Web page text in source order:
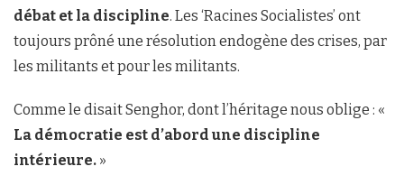
débat et la discipline. Les ‘Racines Socialistes’ ont
toujours prôné une résolution endogène des crises, par
les militants et pour les militants.
Comme le disait Senghor, dont l’héritage nous oblige : «
La démocratie est d’abord une discipline
intérieure. »